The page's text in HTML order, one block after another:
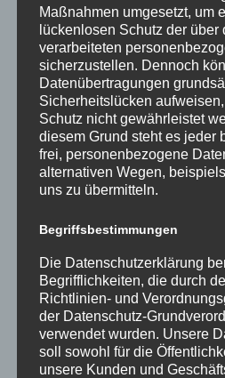
Maßnahmen umgesetzt, um
lückenlosen Schutz der über
verarbeiteten
sicherzustellen. Dennoch
Datenübertragungen
Sicherheitslücken
Schutz nicht gewährleistet
diesem Grund steht es jeder
frei, personenbezogene
alternativen Wegen,
uns zu übermitteln.
Begriffsbestimmungen
Die Datenschutzerklärung
Begrifflichkeiten, die durch
Richtlinien- und
der Datenschutz-
verwendet wurden. Unsere
soll sowohl für die
unsere Kunden und